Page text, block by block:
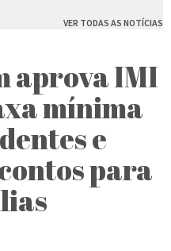
VER TODAS AS NOTÍCIAS
aprova IMI
mínima
e
para